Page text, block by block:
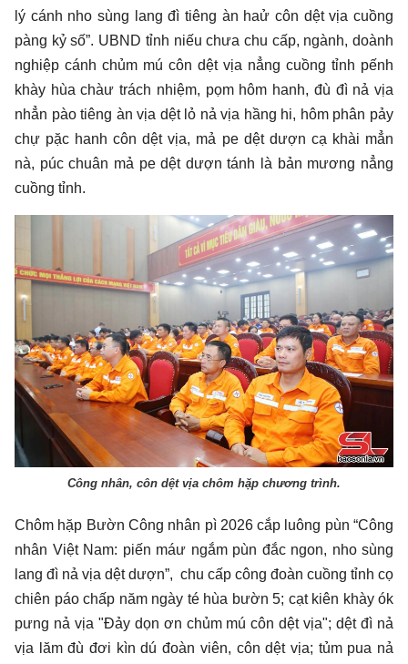
lý cánh nho sùng lang đì tiêng àn haử côn dệt vịa cuồng
pàng kỷ số”. UBND tỉnh niếu chưa chu cấp, ngành, doành
nghiệp cánh chủm mú côn dệt vịa nẳng cuồng tỉnh pếnh
khày hùa chàư trách nhiệm, pọm hôm hanh, đù đì nả vịa
nhẳn pào tiêng àn vịa dệt lỏ nả vịa hầng hi, hôm phân pảy
chự pặc hanh côn dệt vịa, mả pe dệt dượn cạ khài mẳn
nà, púc chuân mả pe dệt dượn tánh là bản mương nẳng
cuồng tỉnh.
Công nhân, côn dệt vịa chôm hặp chương trình.
Chôm hặp Bườn Công nhân pì 2026 cắp luông pùn “Công
nhân Việt Nam: piến máư ngắm pùn đắc ngon, nho sùng
lang đì nả vịa dệt dượn”, chu cấp công đoàn cuồng tỉnh cọ
chiên páo chấp năm ngày té hùa bườn 5; cạt kiên khày ók
pưng nả vịa "Đảy dọn ơn chủm mú côn dệt vịa"; dệt đì nả
vịa lăm đù đơi kìn dú đoàn viên, côn dệt vịa; tủm pua nả